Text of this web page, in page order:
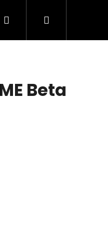
PřihlášeníNákupní
Beta